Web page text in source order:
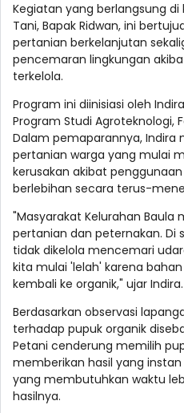
Kegiatan yang berlangsung
Tani, Bapak Ridwan, ini
pertanian berkelanjutan
pencemaran lingkungan
terkelola.
Program ini diinisiasi oleh
Program Studi Agroteknologi,
Dalam pemaparannya, Indira
pertanian warga yang mulai
kerusakan akibat
berlebihan secara terus-
"Masyarakat Kelurahan Baula
pertanian dan peternakan. Di
tidak dikelola mencemari
kita mulai 'lelah' karena
kembali ke organik," ujar Indira.
Berdasarkan observasi
terhadap pupuk organik
Petani cenderung memilih
memberikan hasil yang
yang membutuhkan waktu
hasilnya.